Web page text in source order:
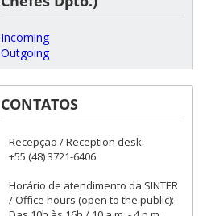
Incoming
Outgoing
CONTATOS
Recepção / Reception desk:
+55 (48) 3721-6406
Horário de atendimento da SINTER
/ Office hours (open to the public):